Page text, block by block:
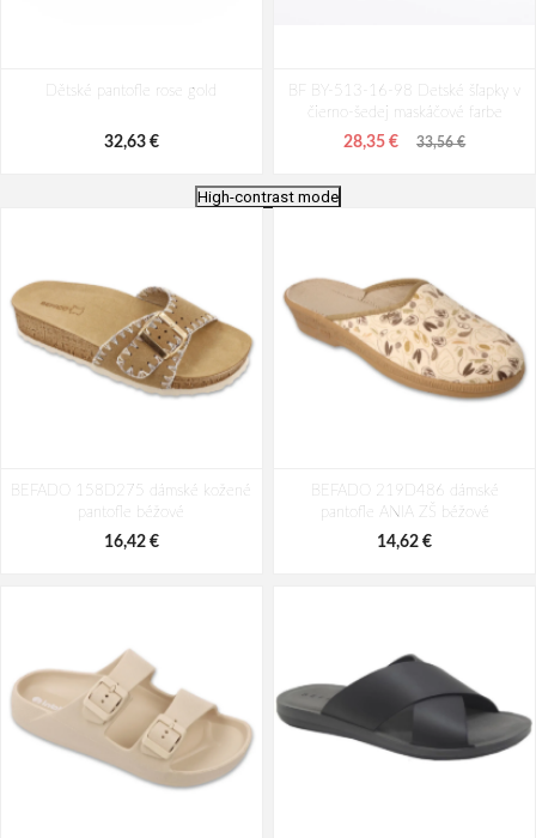
Dětské pantofle rose gold
32,63 €
BF BY-513-16-98 Detské šľapky v
čierno-šedej maskáčové farbe
28,35 € 33,56 €
šľapky béžové
12,56 € 20,96 €
COMFORT růžové
8,65 €
High-contrast mode
BEFADO 158D275 dámské kožené
pantofle béžové
16,42 €
BEFADO 219D486 dámské
pantofle ANIA ZŠ béžové
14,62 €